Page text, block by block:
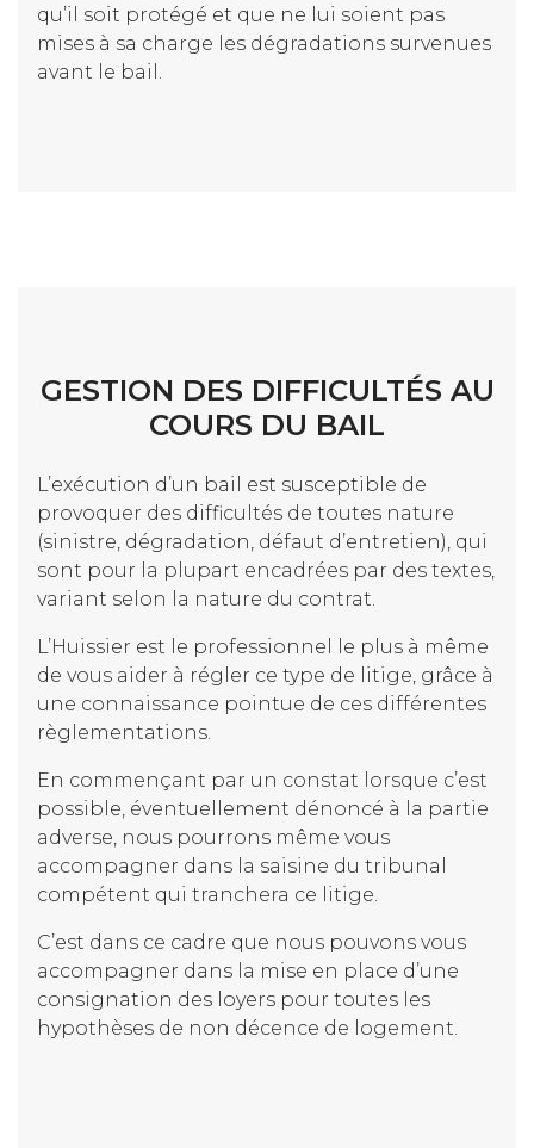
qu’il soit protégé et que ne lui soient pas
mises à sa charge les dégradations survenues
avant le bail.
GESTION DES DIFFICULTÉS AU
COURS DU BAIL
L’exécution d’un bail est susceptible de
provoquer des difficultés de toutes nature
(sinistre, dégradation, défaut d’entretien), qui
sont pour la plupart encadrées par des textes,
variant selon la nature du contrat.
L’Huissier est le professionnel le plus à même
de vous aider à régler ce type de litige, grâce à
une connaissance pointue de ces différentes
règlementations.
En commençant par un constat lorsque c’est
possible, éventuellement dénoncé à la partie
adverse, nous pourrons même vous
accompagner dans la saisine du tribunal
compétent qui tranchera ce litige.
C’est dans ce cadre que nous pouvons vous
accompagner dans la mise en place d’une
consignation des loyers pour toutes les
hypothèses de non décence de logement.